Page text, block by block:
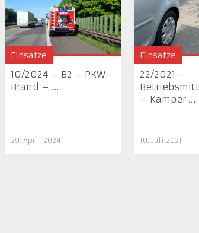
Einsätze
10/2024 – B2 – PKW-
Brand – ...
29. April 2024
Einsätze
22/2021 –
– Kamper ...
10. Juli 2021